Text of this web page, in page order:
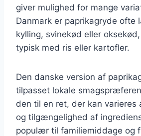
giver mulighed for mange
Danmark er paprikagryde ofte
kylling, svinekød eller
typisk med ris eller kartofler.
Den danske version af
tilpasset lokale
den til en ret, der kan
og tilgængelighed af
populær til familiemiddage og